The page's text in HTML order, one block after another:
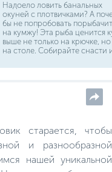
Надоело ловить банальных
окуней с плотвичками? А
бы не попробовать
на кумжу! Эта рыба ценится
выше не только на крючке,
на столе. Собирайте снасти
форель - это рыба
рыболовы вынуждены лишь
деликатеса. Поэтому можно
зимой знакома каждому
мальчишке.
старается, чтобы
и разнообразной
нашей уникальной